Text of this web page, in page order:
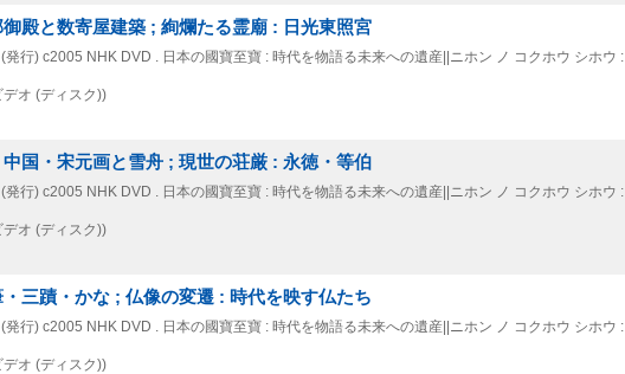
殿と数寄屋建築 ; 絢爛たる霊廟 : 日光東照宮
発行) c2005 NHK DVD . 日本の國寶至寶 : 時代を物語る未来への遺産||ニホン ノ コクホウ シホウ
オ (ディスク))
国・宋元画と雪舟 ; 現世の荘厳 : 永徳・等伯
発行) c2005 NHK DVD . 日本の國寶至寶 : 時代を物語る未来への遺産||ニホン ノ コクホウ シホウ
オ (ディスク))
三蹟・かな ; 仏像の変遷 : 時代を映す仏たち
発行) c2005 NHK DVD . 日本の國寶至寶 : 時代を物語る未来への遺産||ニホン ノ コクホウ シホウ
オ (ディスク))